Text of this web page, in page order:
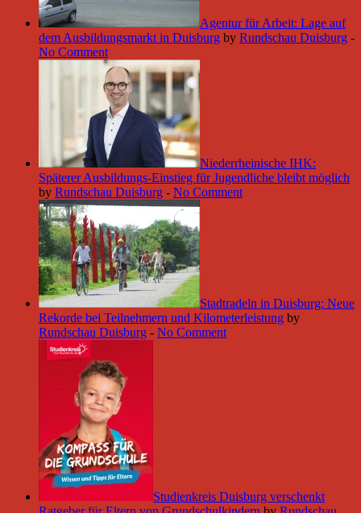
Agentur für Arbeit: Lage auf
dem Ausbildungsmarkt in Duisburg by Rundschau Duisburg -
No Comment
Niederrheinische IHK:
Späterer Ausbildungs-Einstieg für Jugendliche bleibt möglich
by Rundschau Duisburg - No Comment
Stadtradeln in Duisburg: Neue
Rekorde bei Teilnehmern und Kilometerleistung by
Rundschau Duisburg - No Comment
Studienkreis Duisburg verschenkt